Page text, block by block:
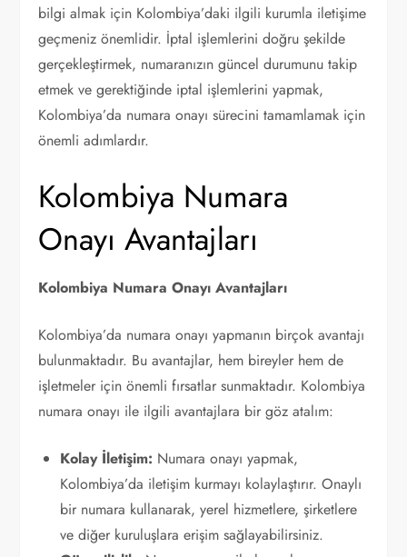
bilgi almak için Kolombiya’daki ilgili kurumla iletişime
geçmeniz önemlidir. İptal işlemlerini doğru şekilde
gerçekleştirmek, numaranızın güncel durumunu takip
etmek ve gerektiğinde iptal işlemlerini yapmak,
Kolombiya’da numara onayı sürecini tamamlamak için
önemli adımlardır.
Kolombiya Numara
Onayı Avantajları
Kolombiya Numara Onayı Avantajları
Kolombiya’da numara onayı yapmanın birçok avantajı
bulunmaktadır. Bu avantajlar, hem bireyler hem de
işletmeler için önemli fırsatlar sunmaktadır. Kolombiya
numara onayı ile ilgili avantajlara bir göz atalım:
Kolay İletişim: Numara onayı yapmak,
Kolombiya’da iletişim kurmayı kolaylaştırır. Onaylı
bir numara kullanarak, yerel hizmetlere, şirketlere
ve diğer kuruluşlara erişim sağlayabilirsiniz.